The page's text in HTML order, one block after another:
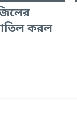
করল